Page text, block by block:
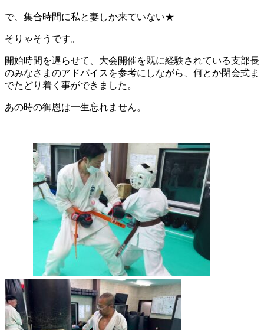
で、集合時間に私と妻しか来ていない★
そりゃそうです。
開始時間を遅らせて、大会開催を既に経験されている支部長
のみなさまのアドバイスを参考にしながら、何とか閉会式ま
でたどり着く事ができました。
あの時の御恩は一生忘れません。